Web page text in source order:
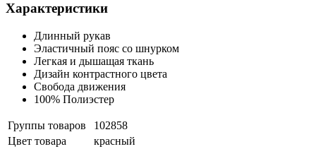
Характеристики
Длинный рукав
Эластичный пояс со шнурком
Легкая и дышащая ткань
Дизайн контрастного цвета
Свобода движения
100% Полиэстер
Группы товаров
102858
Цвет товара
красный